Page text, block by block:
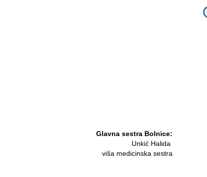
Glavna sestra Bolnice:
Unkić Halida
viša medicinska sestra